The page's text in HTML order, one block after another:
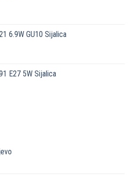
6.9W GU10 Sijalica
E27 5W Sijalica